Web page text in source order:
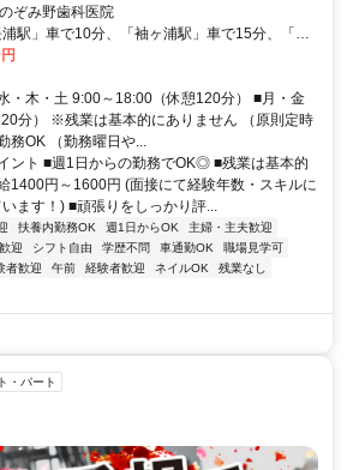
ぞみ野歯科医院
駅」車で10分、「袖ヶ浦駅」車で15分、「の
歩1分
・木・土 9:00～18:00（休憩120分） ■月・金
分） ※残業は基本的にありません （原則定時
務OK （勤務曜日や...
ント ■週1日からの勤務でOK◎ ■残業は基本的
1400円～1600円 (面接にて経験年数・スキルに
ます！) ■頑張りをしっかり評...
扶養内勤務OK 週1日からOK
主婦・主夫歓迎
迎 シフト自由 学歴不問 車通勤OK
職場見学可
者歓迎 午前 経験者歓迎 ネイルOK
残業なし
・パート